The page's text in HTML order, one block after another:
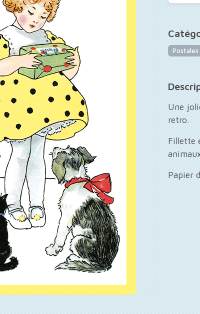
Une
retro.
Fillette
Papier